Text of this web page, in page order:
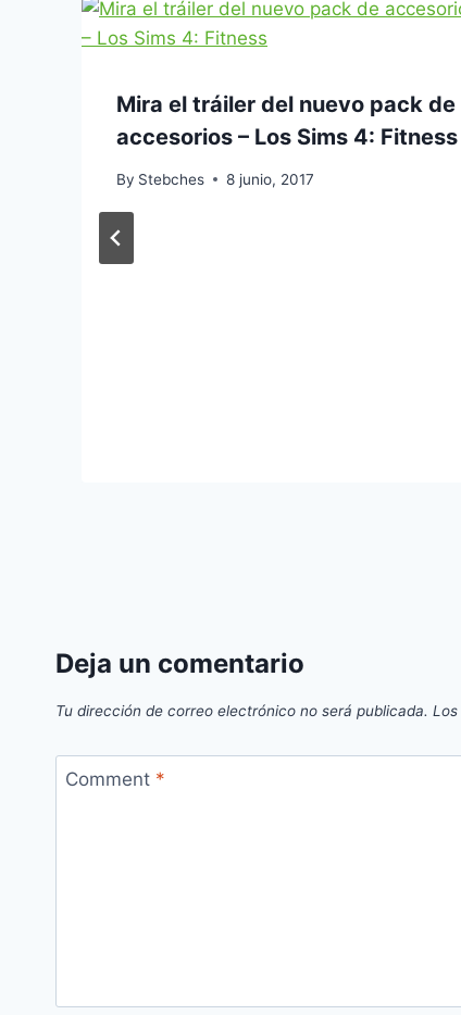
Mira el tráiler del nuevo pack de
accesorios – Los Sims 4: Fitness
By Stebches 8 junio, 2017
Deja un comentario
Tu dirección de correo electrónico no será publicada.
Comment *